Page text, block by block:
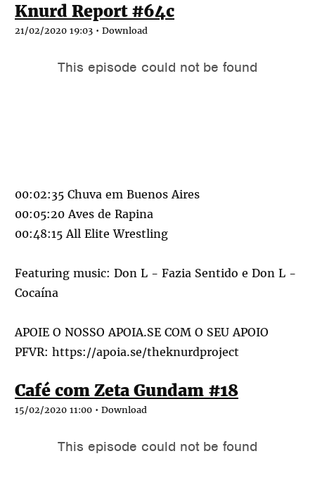
Knurd Report #64c
21/02/2020 19:03 • Download
00:02:35 Chuva em Buenos Aires
00:05:20 Aves de Rapina
00:48:15 All Elite Wrestling
Featuring music: Don L - Fazia Sentido e Don L -
Cocaína
APOIE O NOSSO APOIA.SE COM O SEU APOIO
PFVR: https://apoia.se/theknurdproject
Café com Zeta Gundam #18
15/02/2020 11:00 • Download